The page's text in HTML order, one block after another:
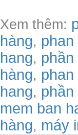
Xem thêm:
hàng,
hang,
hàng,
hang,
mem ban
hàng, máy